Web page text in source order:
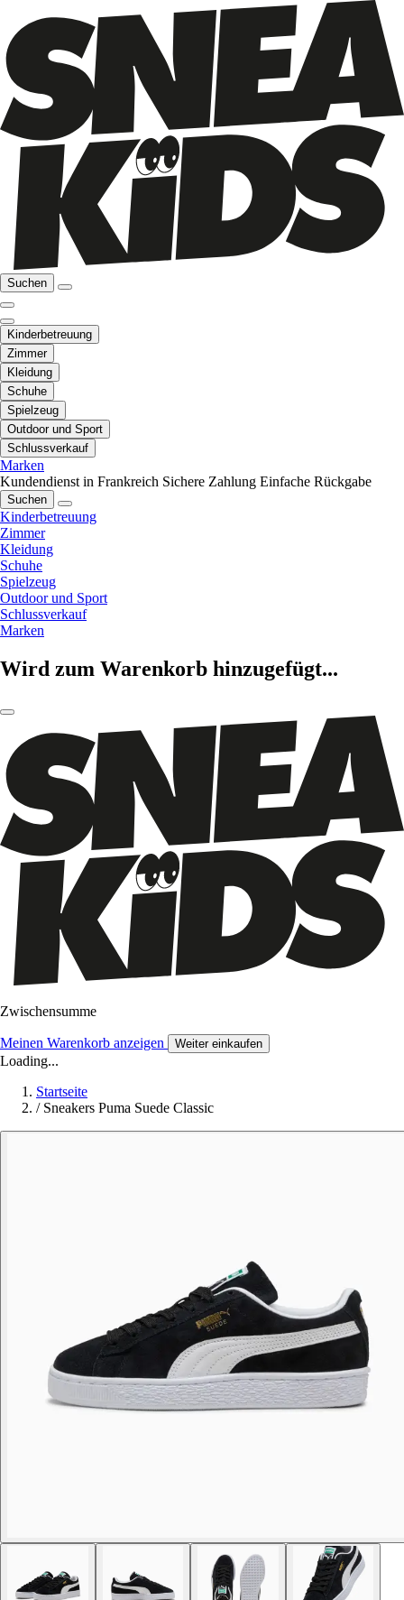
Suchen
Kinderbetreuung
Zimmer
Kleidung
Schuhe
Spielzeug
Outdoor und Sport
Schlussverkauf
Marken
Kundendienst in Frankreich Sichere Zahlung Einfache Rückgabe
Suchen
Kinderbetreuung
Zimmer
Kleidung
Schuhe
Spielzeug
Outdoor und Sport
Schlussverkauf
Marken
Wird zum Warenkorb hinzugefügt...
Zwischensumme
Meinen Warenkorb anzeigen Weiter einkaufen
Loading...
Startseite
/ Sneakers Puma Suede Classic